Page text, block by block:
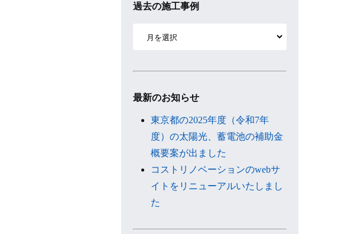
過去の施工事例
ブ
最新のお知らせ
東京都の2025年度（令和7年
度）の太陽光、蓄電池の補助金
概要案が出ました
コストリノベーションのwebサ
イトをリニューアルいたしまし
た